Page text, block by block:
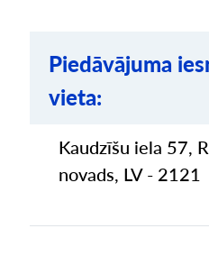
Piedāvājuma
vieta:
Kaudzīšu iela 57,
novads, LV - 2121